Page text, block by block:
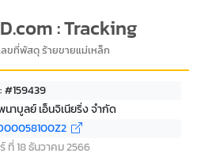
: Tracking
ลขที่พัสดุ ร้ายขายแม่เหล็ก
#159439
าบูลย์ เอ็นจิเนียริ่ง จำกัด
ที่ 18 ธันวาคม 2566